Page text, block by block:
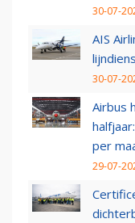
30-07-
AIS
30-07-
Airbus
per
29-07-